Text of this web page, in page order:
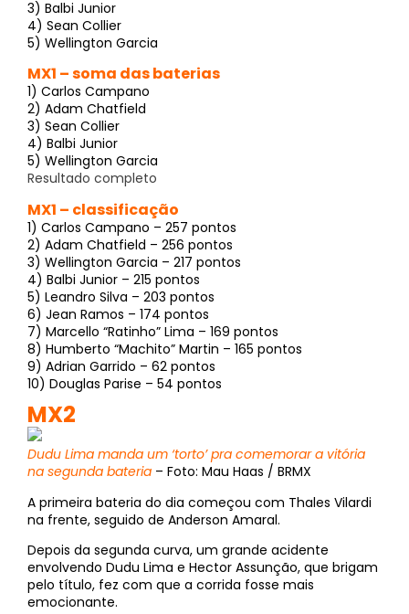
3) Balbi Junior
4) Sean Collier
5) Wellington Garcia
MX1 – soma das baterias
1) Carlos Campano
2) Adam Chatfield
3) Sean Collier
4) Balbi Junior
5) Wellington Garcia
Resultado completo
MX1 – classificação
1) Carlos Campano – 257 pontos
2) Adam Chatfield – 256 pontos
3) Wellington Garcia – 217 pontos
4) Balbi Junior – 215 pontos
5) Leandro Silva – 203 pontos
6) Jean Ramos – 174 pontos
7) Marcello “Ratinho” Lima – 169 pontos
8) Humberto “Machito” Martin – 165 pontos
9) Adrian Garrido – 62 pontos
10) Douglas Parise – 54 pontos
MX2
Dudu Lima manda um ‘torto’ pra comemorar a vitória
na segunda bateria – Foto: Mau Haas / BRMX
A primeira bateria do dia começou com Thales Vilardi
na frente, seguido de Anderson Amaral.
Depois da segunda curva, um grande acidente
envolvendo Dudu Lima e Hector Assunção, que brigam
pelo título, fez com que a corrida fosse mais
emocionante.